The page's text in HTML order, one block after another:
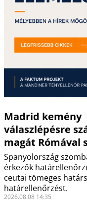
Madrid kemény
válaszlépésre
magát Rómával
Spanyolország
érkezők
ceutai tömeges
határellenőrzést.
2026.08.08 14:35